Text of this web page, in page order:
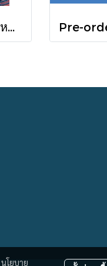
Pre-order เกิดในฤดูหนาวที่แดดส่องถึง / นทธี ศศิวิมล / Pandora Press
นโยบาย